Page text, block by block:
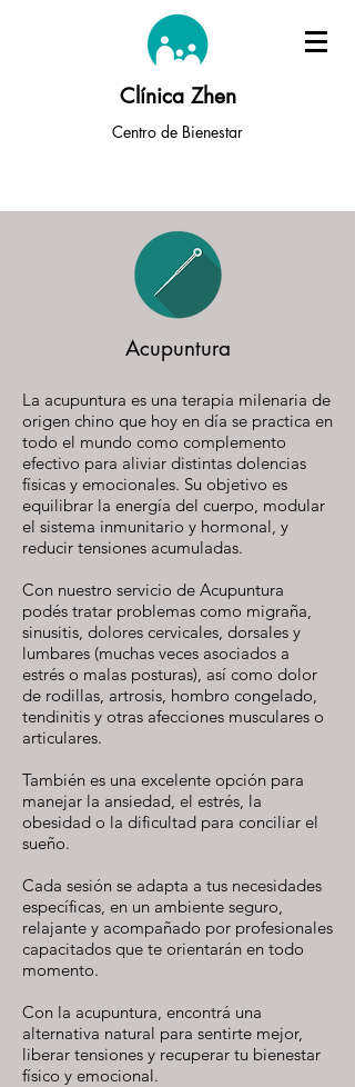
Clínica Zhen
Centro de Bienestar
Acupuntura
La acupuntura es una terapia milenaria de
origen chino que hoy en día se practica en
todo el mundo como complemento
efectivo para aliviar distintas dolencias
físicas y emocionales. Su objetivo es
equilibrar la energía del cuerpo, modular
el sistema inmunitario y hormonal, y
reducir tensiones acumuladas.
Con nuestro servicio de Acupuntura
podés tratar problemas como migraña,
sinusitis, dolores cervicales, dorsales y
lumbares (muchas veces asociados a
estrés o malas posturas), así como dolor
de rodillas, artrosis, hombro congelado,
tendinitis y otras afecciones musculares o
articulares.
También es una excelente opción para
manejar la ansiedad, el estrés, la
obesidad o la dificultad para conciliar el
sueño.
Cada sesión se adapta a tus necesidades
específicas, en un ambiente seguro,
relajante y acompañado por profesionales
capacitados que te orientarán en todo
momento.
Con la acupuntura, encontrá una
alternativa natural para sentirte mejor,
liberar tensiones y recuperar tu bienestar
físico y emocional.